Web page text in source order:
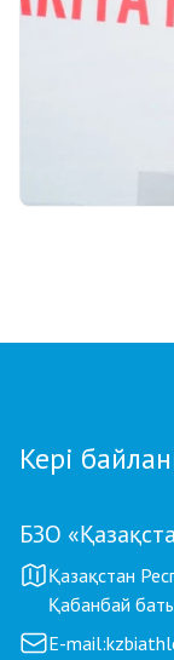
Кері
БЗО
Қазақстан
Қабанбай
E-mail: